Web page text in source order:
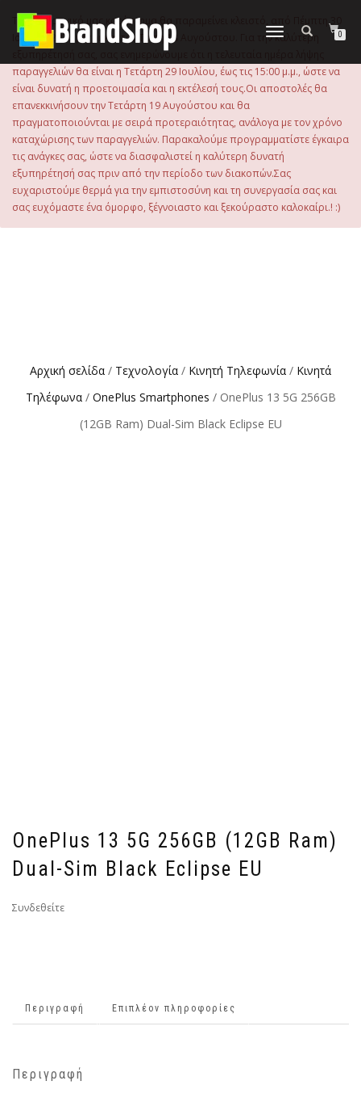
περιεχόμενο
Εναλλαγή
0
Το ηλεκτρονικό μας κατάστημα θα παραμείνει κλειστό, από Πέμπτη 30
Ιουλίου 2026 μέχρι και την Τρίτη 18 Αυγούστου. Για την καλύτερη
εξυπηρέτησή σας, σας ενημερώνουμε ότι η τελευταία ημέρα λήψης
παραγγελιών θα είναι η Τετάρτη 29 Ιουλίου, έως τις 15:00 μ.μ., ώστε να
είναι δυνατή η προετοιμασία και η εκτέλεσή τους.Οι αποστολές θα
επανεκκινήσουν την Τετάρτη 19 Αυγούστου και θα
πραγματοποιούνται με σειρά προτεραιότητας, ανάλογα με τον χρόνο
καταχώρισης των παραγγελιών. Παρακαλούμε προγραμματίστε έγκαιρα
τις ανάγκες σας, ώστε να διασφαλιστεί η καλύτερη δυνατή
εξυπηρέτησή σας πριν από την περίοδο των διακοπών.Σας
ευχαριστούμε θερμά για την εμπιστοσύνη και τη συνεργασία σας και
σας ευχόμαστε ένα όμορφο, ξέγνοιαστο και ξεκούραστο καλοκαίρι.! :)
Αρχική σελίδα / Τεχνολογία / Κινητή Τηλεφωνία / Κινητά
Τηλέφωνα/ OnePlus Smartphones / OnePlus 13 5G 256GB
(12GB Ram) Dual-Sim Black Eclipse EU
OnePlus 13 5G 256GB (12GB Ram)
Dual-Sim Black Eclipse EU
Συνδεθείτε
Περιγραφή Επιπλέον πληροφορίες
Περιγραφή